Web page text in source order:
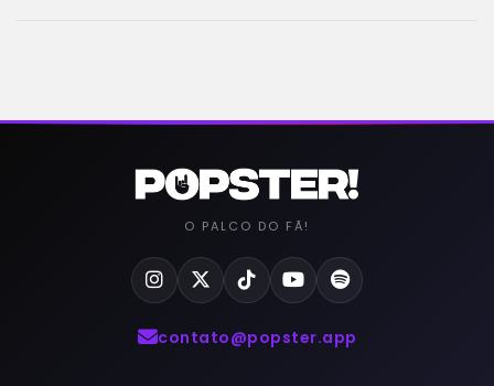
O PALCO DO FÃ!
contato@popster.app